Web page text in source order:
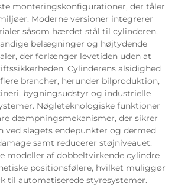
monteringskonfigurationer, der tåler
Moderne versioner integrerer
såsom hærdet stål til cylinderen,
belægninger og højtydende
der forlænger levetiden uden at
Cylinderens alsidighed
brancher, herunder bilproduktion,
bygningsudstyr og industrielle
Nøgleteknologiske funktioner
dæmpningsmekanismer, der sikrer
ved slagets endepunkter og dermed
samt reducerer støjniveauet.
modeller af dobbeltvirkende cylindre
positionsfølere, hvilket muliggør
til automatiserede styresystemer.